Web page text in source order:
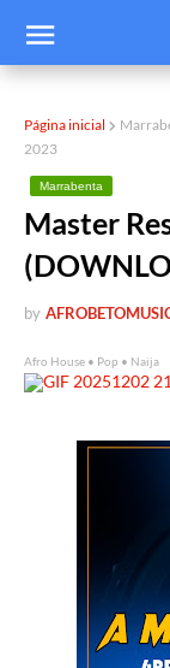
Página inicial
2023
Marrabenta
Master
by
Afro House • Pop • Naija